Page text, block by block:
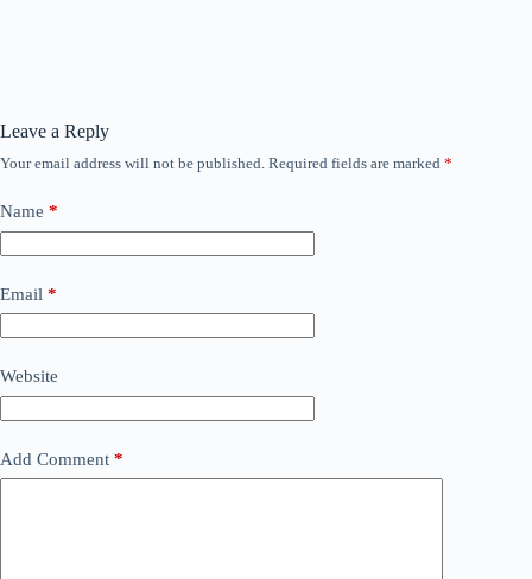
Leave a Reply
Your email address will not be published. Required fields are marked *
Name *
Email *
Website
Add Comment *